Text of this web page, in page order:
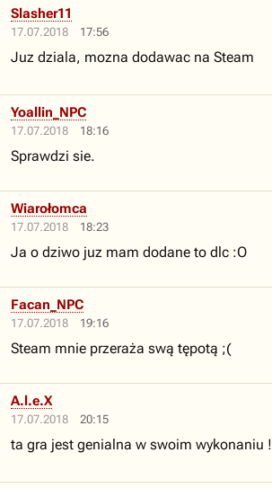
17.07.2018 17:56
Slasher11
Juz dziala, mozna dodawac na Steam
17.07.2018 18:16
Yoallin_NPC
Sprawdzi sie.
17.07.2018 18:23
Wiarołomca
Ja o dziwo juz mam dodane to dlc :O
17.07.2018 19:16
Facan_NPC
Steam mnie przeraża swą tępotą ;(
17.07.2018 20:15
A.l.e.X
ta gra jest genialna w swoim wykonaniu !